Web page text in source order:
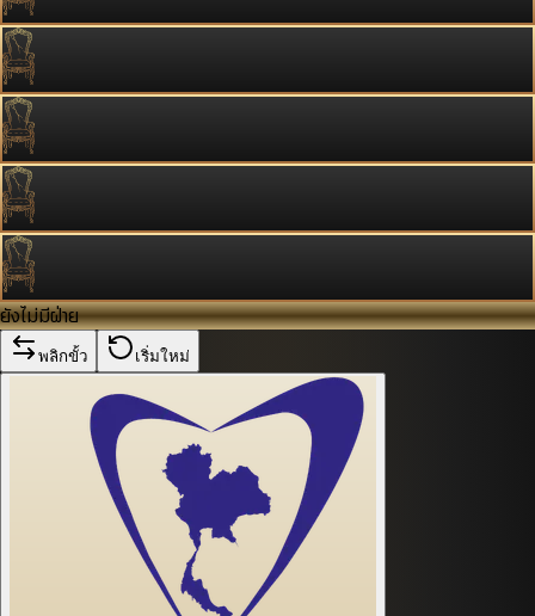
ยังไม่มีฝ่าย
พลิกขั้ว เริ่มใหม่